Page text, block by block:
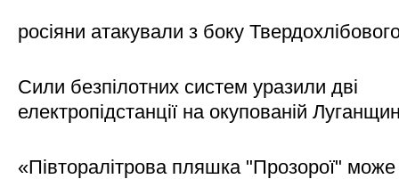
росіяни атакували з боку
Сили безпілотних систем уразили дві
електропідстанції на окупованій
«Півторалітрова пляшка "Прозорої" може